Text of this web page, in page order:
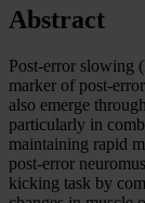
Abstract
Post-error slowing
marker of post-
also emerge
particularly in
maintaining rapid
post-error
kicking task by